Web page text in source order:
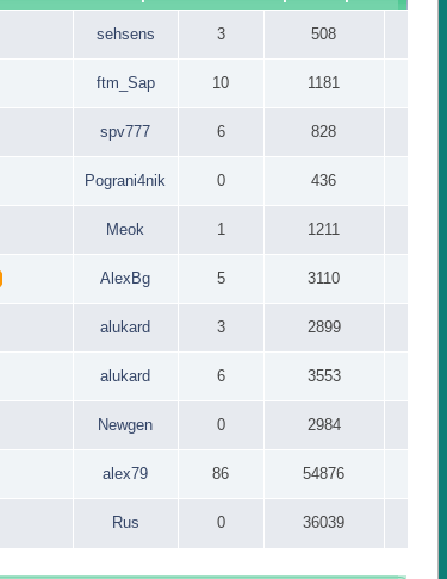
sehsens 3 508
ftm_Sap 10 1181
spv777 6 828
Pograni4nik 0 436
Meok 1 1211
AlexBg 5 3110
alukard 3 2899
alukard 6 3553
Newgen 0 2984
alex79 86 54876
Rus 0 36039